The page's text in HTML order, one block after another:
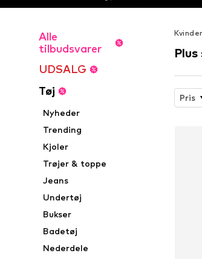
Alle
tilbudsvarer
UDSALG
Tøj
Nyheder
Trending
Kjoler
Trøjer & toppe
Jeans
Undertøj
Bukser
Badetøj
Nederdele
Kvinder
Pris